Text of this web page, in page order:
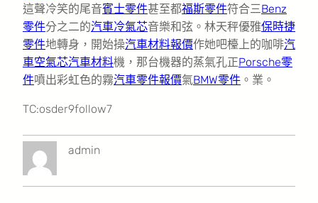
這聲冷笑的尾音賓士零件甚至都福斯零件符合三Benz
零件分之二的汽車冷氣芯音樂和弦。林天秤優雅保時捷
零件地轉身，開始操汽車材料報價作她吧檯上的咖啡汽
車空氣芯汽車材料機，那台機器的蒸氣孔正Porsche零
件噴出彩虹色的霧汽車零件報價氣BMW零件 。業。
TC:osder9follow7
admin